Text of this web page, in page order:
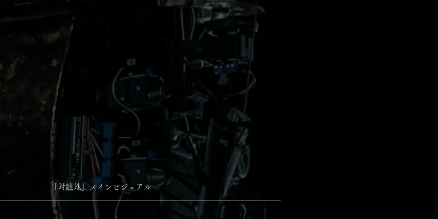
「対蹠地」メインビジュアル